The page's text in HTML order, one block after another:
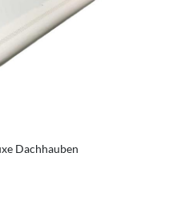
Dachhauben